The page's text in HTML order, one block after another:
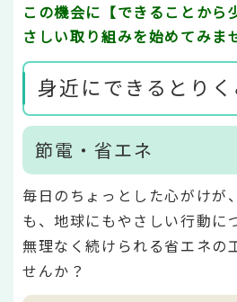
この機会に【できることから
さしい取り組みを始めてみま
身近にできるとり
節電・省エネ
毎日のちょっとした心がけが
も、地球にもやさしい行動に
無理なく続けられる省エネの
せんか？